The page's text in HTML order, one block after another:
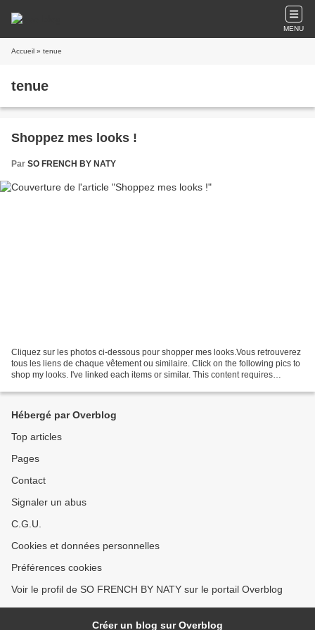
MENU
Accueil » tenue
tenue
Shoppez mes looks !
Par SO FRENCH BY NATY
Cliquez sur les photos ci-dessous pour shopper mes looks.Vous retrouverez
tous les liens de chaque vêtement ou similaire. Click on the following pics to
shop my looks. I've linked each items or similar. This content requires
Hébergé par Overblog
Top articles
Pages
Contact
Signaler un abus
C.G.U.
Cookies et données personnelles
Préférences cookies
Voir le profil de SO FRENCH BY NATY sur le portail Overblog
Créer un blog sur Overblog